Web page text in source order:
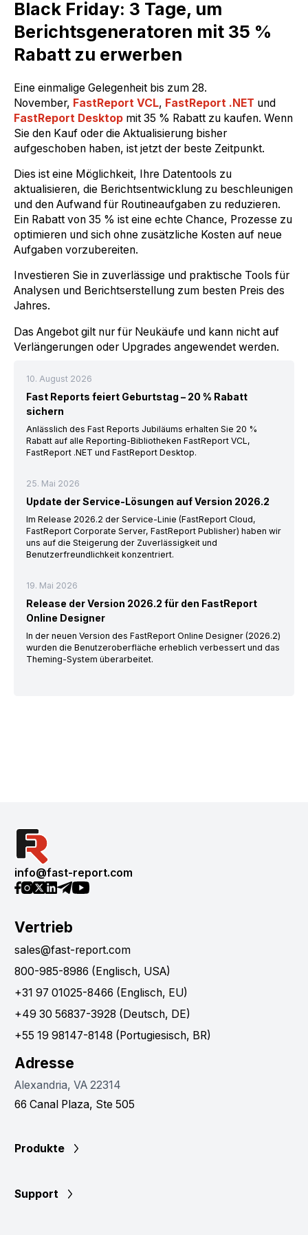
Black Friday: 3 Tage, um
Berichtsgeneratoren mit 35 %
Rabatt zu erwerben
Eine einmalige Gelegenheit bis zum 28.
November, FastReport VCL, FastReport .NET und
FastReport Desktop mit 35 % Rabatt zu kaufen. Wenn
Sie den Kauf oder die Aktualisierung bisher
aufgeschoben haben, ist jetzt der beste Zeitpunkt.
Dies ist eine Möglichkeit, Ihre Datentools zu
aktualisieren, die Berichtsentwicklung zu beschleunigen
und den Aufwand für Routineaufgaben zu reduzieren.
Ein Rabatt von 35 % ist eine echte Chance, Prozesse zu
optimieren und sich ohne zusätzliche Kosten auf neue
Aufgaben vorzubereiten.
Investieren Sie in zuverlässige und praktische Tools für
Analysen und Berichtserstellung zum besten Preis des
Jahres.
Das Angebot gilt nur für Neukäufe und kann nicht auf
Verlängerungen oder Upgrades angewendet werden.
10. August 2026
Fast Reports feiert Geburtstag – 20 % Rabatt
sichern
Anlässlich des Fast Reports Jubiläums erhalten Sie 20 %
Rabatt auf alle Reporting-Bibliotheken FastReport VCL,
FastReport .NET und FastReport Desktop.
25. Mai 2026
Update der Service-Lösungen auf Version 2026.2
Im Release 2026.2 der Service-Linie (FastReport Cloud,
FastReport Corporate Server, FastReport Publisher) haben wir
uns auf die Steigerung der Zuverlässigkeit und
Benutzerfreundlichkeit konzentriert.
19. Mai 2026
Release der Version 2026.2 für den FastReport
Online Designer
In der neuen Version des FastReport Online Designer (2026.2)
wurden die Benutzeroberfläche erheblich verbessert und das
Theming-System überarbeitet.
info@fast-report.com
Vertrieb
sales@fast-report.com
800-985-8986 (Englisch, USA)
+31 97 01025-8466 (Englisch, EU)
+49 30 56837-3928 (Deutsch, DE)
+55 19 98147-8148 (Portugiesisch, BR)
Adresse
Alexandria, VA 22314
66 Canal Plaza, Ste 505
Produkte
Support